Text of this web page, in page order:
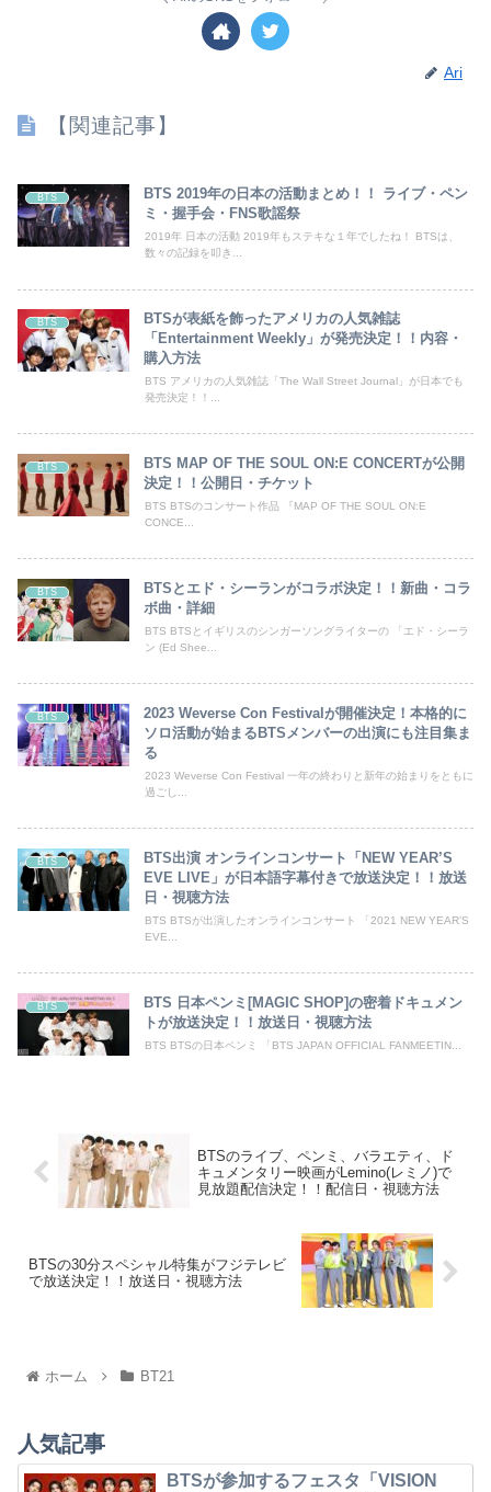
Ari
【関連記事】
BTS
BTS 2019年の日本の活動まとめ！！ ライブ・ペン
ミ・握手会・FNS歌謡祭
2019年 日本の活動 2019年もステキな１年でしたね！ BTSは、
数々の記録を叩き...
BTS
BTSが表紙を飾ったアメリカの人気雑誌
「Entertainment Weekly」が発売決定！！内容・
購入方法
BTS アメリカの人気雑誌「The Wall Street Journal」が日本でも
発売決定！！...
BTS
BTS MAP OF THE SOUL ON:E CONCERTが公開
決定！！公開日・チケット
BTS BTSのコンサート作品 『MAP OF THE SOUL ON:E
CONCE...
BTS
BTSとエド・シーランがコラボ決定！！新曲・コラ
ボ曲・詳細
BTS BTSとイギリスのシンガーソングライターの 「エド・シーラ
ン (Ed Shee...
BTS
2023 Weverse Con Festivalが開催決定！本格的に
ソロ活動が始まるBTSメンバーの出演にも注目集ま
る
2023 Weverse Con Festival 一年の終わりと新年の始まりをともに
過ごし...
BTS
BTS出演 オンラインコンサート「NEW YEAR’S
EVE LIVE」が日本語字幕付きで放送決定！！放送
日・視聴方法
BTS BTSが出演したオンラインコンサート 「2021 NEW YEAR’S
EVE...
BTS
BTS 日本ペンミ[MAGIC SHOP]の密着ドキュメン
トが放送決定！！放送日・視聴方法
BTS BTSの日本ペンミ 「BTS JAPAN OFFICIAL FANMEETIN...
BTSのライブ、ペンミ、バラエティ、ド
キュメンタリー映画がLemino(レミノ)で
見放題配信決定！！配信日・視聴方法
BTSの30分スペシャル特集がフジテレビ
で放送決定！！放送日・視聴方法
ホーム BT21
人気記事
BTSが参加するフェスタ「VISION